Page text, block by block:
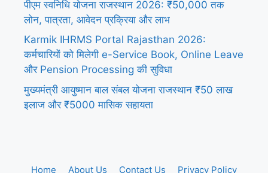
पीएम स्वनिधि योजना राजस्थान 2026: ₹50,000 तक
लोन, पात्रता, आवेदन प्रक्रिया और लाभ
Karmik IHRMS Portal Rajasthan 2026:
कर्मचारियों को मिलेगी e-Service Book, Online Leave
और Pension Processing की सुविधा
मुख्यमंत्री आयुष्मान बाल संबल योजना राजस्थान ₹50 लाख
इलाज और ₹5000 मासिक सहायता
Home About Us Contact Us Privacy Policy